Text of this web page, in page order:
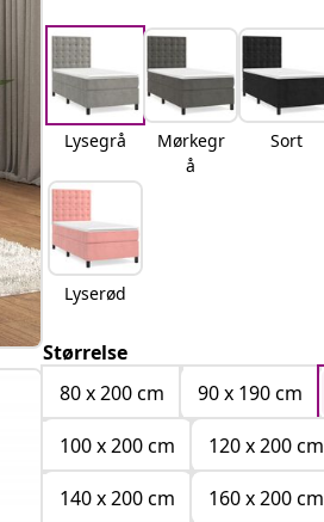
Lysegrå
Mørkegr
å
Sort
Lyserød
Størrelse
80 x 200 cm
90 x 190 cm
100 x 200 cm
120 x 200 cm
140 x 200 cm
160 x 200 cm